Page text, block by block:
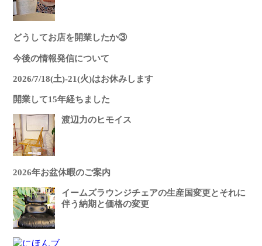
どうしてお店を開業したか③
今後の情報発信について
2026/7/18(土)-21(火)はお休みします
開業して15年経ちました
渡辺力のヒモイス
2026年お盆休暇のご案内
イームズラウンジチェアの生産国変更とそれに
伴う納期と価格の変更